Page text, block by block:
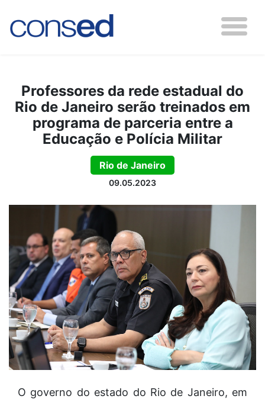
Professores da rede estadual do
Rio de Janeiro serão treinados em
programa de parceria entre a
Educação e Polícia Militar
Rio de Janeiro
09.05.2023
O governo do estado do Rio de Janeiro, em